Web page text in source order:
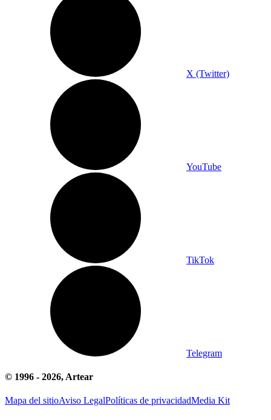
X (Twitter)
YouTube
TikTok
Telegram
© 1996 - 2026, Artear
Mapa del sitioAviso LegalPolíticas de privacidadMedia Kit